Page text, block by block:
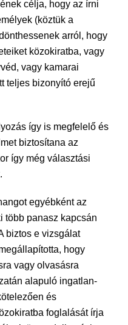
célja, hogy az írni
(köztük a
arról, hogy
közokiratba, vagy
vagy kamarai
teljes bizonyító erejű
így is megfelelő és
biztosítana az
így még választási
egyébként az
több panasz kapcsán
biztos e vizsgálat
hogy
vagy olvasásra
alapuló ingatlan-
és
foglalását írja